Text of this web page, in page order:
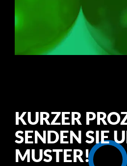
KURZER
SENDEN SIE
MUSTER!